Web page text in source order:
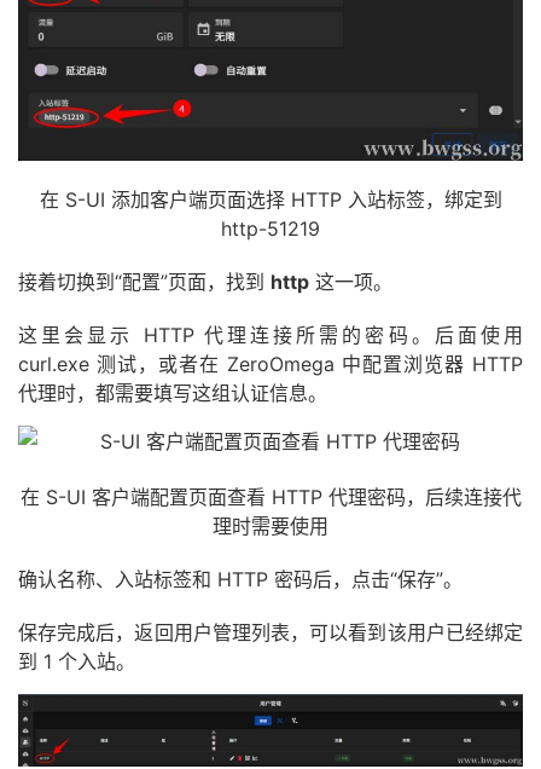
在 S-UI 添加客户端页面选择 HTTP 入站标签，绑定到
http-51219
接着切换到“配置”页面，找到 http 这一项。
这里会显示 HTTP 代理连接所需的密码。后面使用
curl.exe 测试，或者在 ZeroOmega 中配置浏览器 HTTP
代理时，都需要填写这组认证信息。
在 S-UI 客户端配置页面查看 HTTP 代理密码，后续连接代
理时需要使用
确认名称、入站标签和 HTTP 密码后，点击“保存”。
保存完成后，返回用户管理列表，可以看到该用户已经绑定
到 1 个入站。